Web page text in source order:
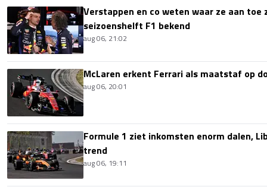
Verstappen en co weten waar ze aan
seizoenshelft F1 bekend
aug 06, 21:02
McLaren erkent Ferrari als maatstaf op
aug 06, 20:01
Formule 1 ziet inkomsten enorm dalen,
trend
aug 06, 19:11